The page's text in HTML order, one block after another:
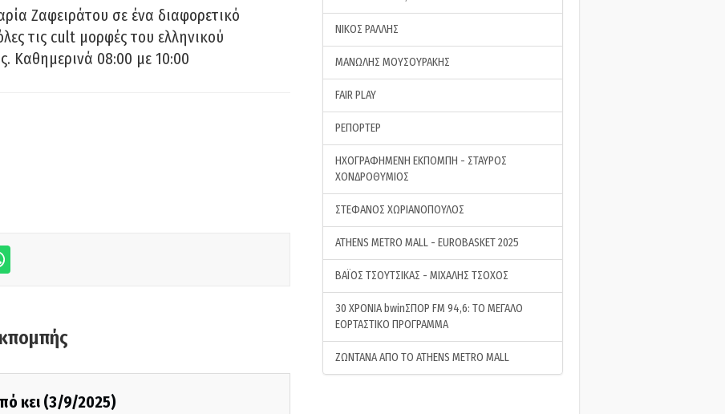
Ζαφειράτου σε ένα διαφορετικό
τις cult μορφές του ελληνικού
Καθημερινά 08:00 με 10:00
κει (3/9/2025)
ΝΙΚΟΣ ΡΑΛΛΗΣ
ΜΑΝΩΛΗΣ ΜΟΥΣΟΥΡΑΚΗΣ
FAIR PLAY
ΡΕΠΟΡΤΕΡ
ΗΧΟΓΡΑΦΗΜΕΝΗ ΕΚΠΟΜΠΗ - ΣΤΑΥΡΟΣ
ΧΟΝΔΡΟΘΥΜΙΟΣ
ΣΤΕΦΑΝΟΣ ΧΩΡΙΑΝΟΠΟΥΛΟΣ
ATHENS METRO MALL - EUROBASKET 2025
ΒΑΪΟΣ ΤΣΟΥΤΣΙΚΑΣ - ΜΙΧΑΛΗΣ ΤΣΟΧΟΣ
30 ΧΡΟΝΙΑ bwinΣΠΟΡ FM 94,6: ΤΟ ΜΕΓΑΛΟ
ΕΟΡΤΑΣΤΙΚΟ ΠΡΟΓΡΑΜΜΑ
ΖΩΝΤΑΝΑ ΑΠΟ ΤΟ ATHENS METRO MALL